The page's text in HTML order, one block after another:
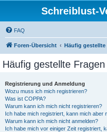
Schreiblust-
FAQ
Foren-Übersicht Häufig gestellte
Häufig gestellte Fragen
Registrierung und Anmeldung
Wozu muss ich mich registrieren?
Was ist COPPA?
Warum kann ich mich nicht registrieren?
Ich habe mich registriert, kann mich aber
Warum kann ich mich nicht anmelden?
Ich habe mich vor einiger Zeit registriert,